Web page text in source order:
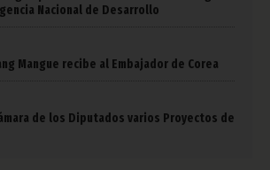
Nacional de Desarrollo
Mangue recibe al Embajador de Corea
de los Diputados varios Proyectos de